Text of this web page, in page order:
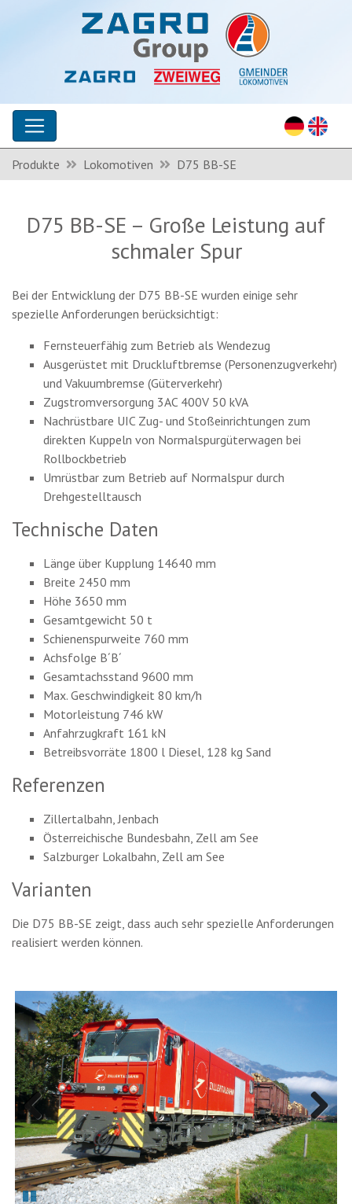
Produkte Lokomotiven D75 BB-SE
D75 BB-SE – Große Leistung auf
schmaler Spur
Bei der Entwicklung der D75 BB-SE wurden einige sehr
spezielle Anforderungen berücksichtigt:
Fernsteuerfähig zum Betrieb als Wendezug
Ausgerüstet mit Druckluftbremse (Personenzugverkehr)
und Vakuumbremse (Güterverkehr)
Zugstromversorgung 3AC 400V 50 kVA
Nachrüstbare UIC Zug- und Stoßeinrichtungen zum
direkten Kuppeln von Normalspurgüterwagen bei
Rollbockbetrieb
Umrüstbar zum Betrieb auf Normalspur durch
Drehgestelltausch
Technische Daten
Länge über Kupplung 14640 mm
Breite 2450 mm
Höhe 3650 mm
Gesamtgewicht 50 t
Schienenspurweite 760 mm
Achsfolge B´B´
Gesamtachsstand 9600 mm
Max. Geschwindigkeit 80 km/h
Motorleistung 746 kW
Anfahrzugkraft 161 kN
Betreibsvorräte 1800 l Diesel, 128 kg Sand
Referenzen
Zillertalbahn, Jenbach
Österreichische Bundesbahn, Zell am See
Salzburger Lokalbahn, Zell am See
Varianten
Die D75 BB-SE zeigt, dass auch sehr spezielle Anforderungen
realisiert werden können.
Previous Next